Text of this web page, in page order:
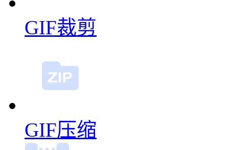
GIF裁剪
GIF压缩